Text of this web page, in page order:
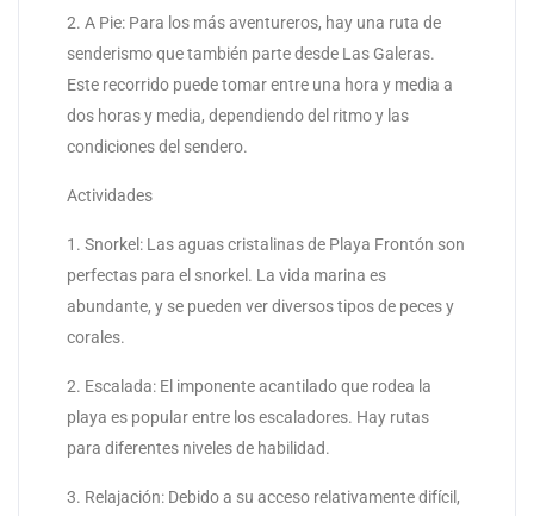
2. A Pie: Para los más aventureros, hay una ruta de
senderismo que también parte desde Las Galeras.
Este recorrido puede tomar entre una hora y media a
dos horas y media, dependiendo del ritmo y las
condiciones del sendero.
Actividades
1. Snorkel: Las aguas cristalinas de Playa Frontón son
perfectas para el snorkel. La vida marina es
abundante, y se pueden ver diversos tipos de peces y
corales.
2. Escalada: El imponente acantilado que rodea la
playa es popular entre los escaladores. Hay rutas
para diferentes niveles de habilidad.
3. Relajación: Debido a su acceso relativamente difícil,